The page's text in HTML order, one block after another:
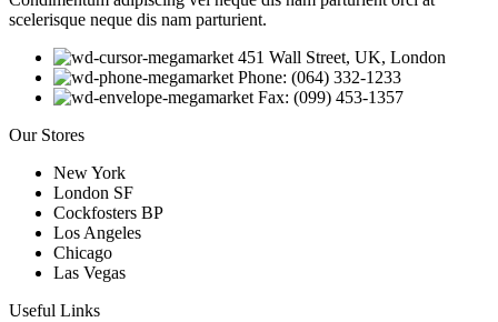
scelerisque neque dis nam parturient.
451 Wall Street, UK, London
Phone: (064) 332-1233
Fax: (099) 453-1357
Our Stores
New York
London SF
Cockfosters BP
Los Angeles
Chicago
Las Vegas
Useful Links